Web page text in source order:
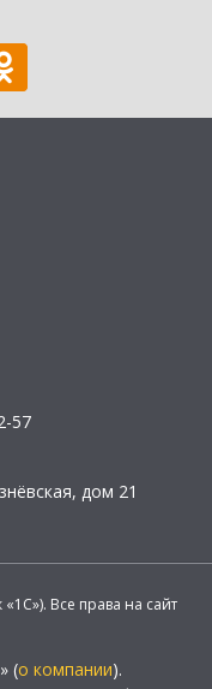
57
дом 21
Все права на сайт
(о компании).